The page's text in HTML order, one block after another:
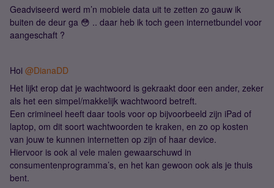
Geadviseerd werd m’n mobiele data uit te zetten zo gauw ik
buiten de deur ga 😳 .. daar heb ik toch geen internetbundel voor
aangeschaft ?
Hoi @DianaDD
Het lijkt erop dat je wachtwoord is gekraakt door een ander, zeker
als het een simpel/makkelijk wachtwoord betreft.
Een crimineel heeft daar tools voor op bijvoorbeeld zijn iPad of
laptop, om dit soort wachtwoorden te kraken, en zo op kosten
van jouw te kunnen internetten op zijn of haar device.
Hiervoor is ook al vele malen gewaarschuwd in
consumentenprogramma’s, en het kan gewoon ook als je thuis
bent.